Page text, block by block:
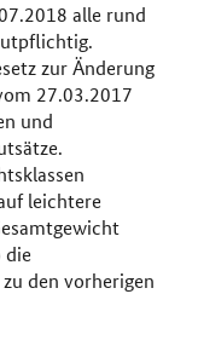
alle rund
zur Änderung
27.03.2017
und
leichtere
die
den vorherigen